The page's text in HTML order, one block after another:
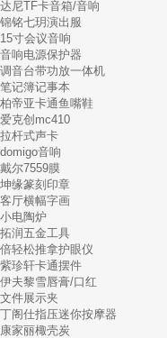
达尼TF卡音箱/音响
锦铭七玥演出服
15寸会议音响
音响电源保护器
调音台带功放一体机
笔记簿记事本
柏帝亚卡通鱼嘴鞋
爱克创mc410
拉杆式声卡
domigo音响
戴尔7559膜
坤缘篆刻印章
客厅横幅字画
小电陶炉
拓润五金工具
倍轻松推拿护眼仪
紫珍轩卡通摆件
伊夫黎雪唇膏/口红
文件展示夹
丁阁仕指压迷你按摩器
康家丽棷壳炭